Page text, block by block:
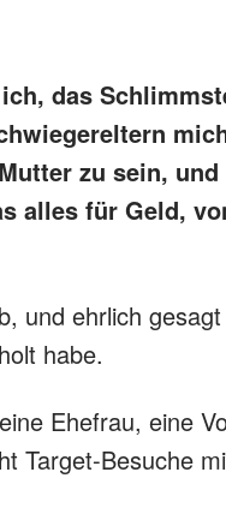
das
zu sein,
alles für Geld,
und ehrlich
habe.
Ehefrau, eine
Target-Besuche